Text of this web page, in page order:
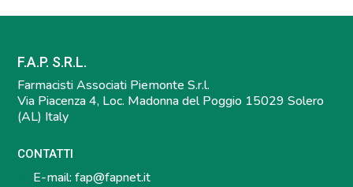
F.A.P. S.R.L.
Farmacisti Associati Piemonte S.r.l.
Via Piacenza 4, Loc. Madonna del Poggio 15029 Solero
(AL) Italy
CONTATTI
E-mail: fap@fapnet.it